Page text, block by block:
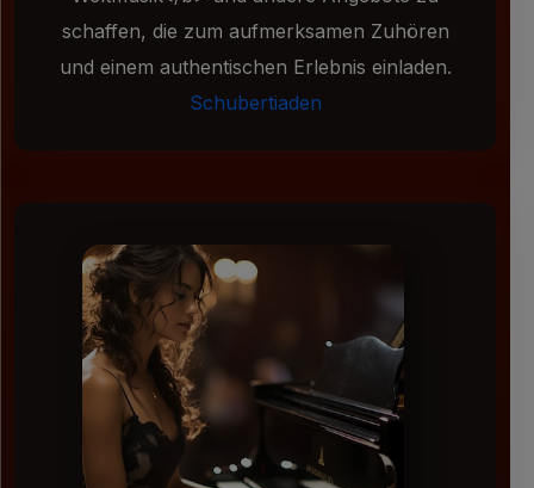
schaffen, die zum aufmerksamen Zuhören
und einem authentischen Erlebnis einladen.
Schubertiaden